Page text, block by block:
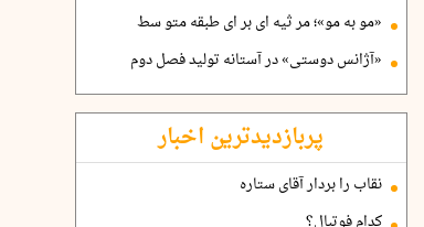
«مو به مو»؛ مر ثیه ای بر ای طبقه متو سط
«آژانس دوستی» در آستانه تولید فصل دوم
پربازدیدترین اخبار
نقاب را بردار آقای ستاره